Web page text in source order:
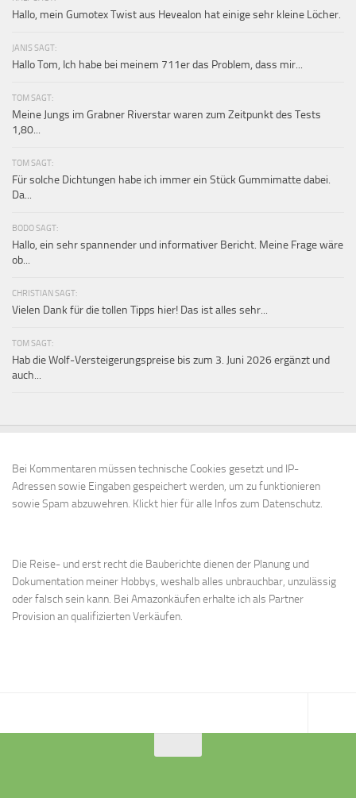
Hallo, mein Gumotex Twist aus Hevealon hat einige sehr kleine Löcher.
JANIS SAGT:
Hallo Tom, Ich habe bei meinem 711er das Problem, dass mir...
TOM SAGT:
Meine Jungs im Grabner Riverstar waren zum Zeitpunkt des Tests
1,80...
TOM SAGT:
Für solche Dichtungen habe ich immer ein Stück Gummimatte dabei.
Da...
BODO SAGT:
Hallo, ein sehr spannender und informativer Bericht. Meine Frage wäre
ob...
CHRISTIAN SAGT:
Vielen Dank für die tollen Tipps hier! Das ist alles sehr...
TOM SAGT:
Hab die Wolf-Versteigerungspreise bis zum 3. Juni 2026 ergänzt und
auch...
Bei Kommentaren müssen technische Cookies gesetzt und IP-
Adressen sowie Eingaben gespeichert werden, um zu funktionieren
sowie Spam abzuwehren. Klickt hier für alle Infos zum Datenschutz.
Die Reise- und erst recht die Bauberichte dienen der Planung und
Dokumentation meiner Hobbys, weshalb alles unbrauchbar, unzulässig
oder falsch sein kann. Bei Amazonkäufen erhalte ich als Partner
Provision an qualifizierten Verkäufen.